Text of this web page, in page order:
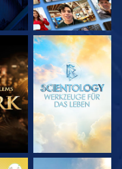
SERIE
ENTDECKEN